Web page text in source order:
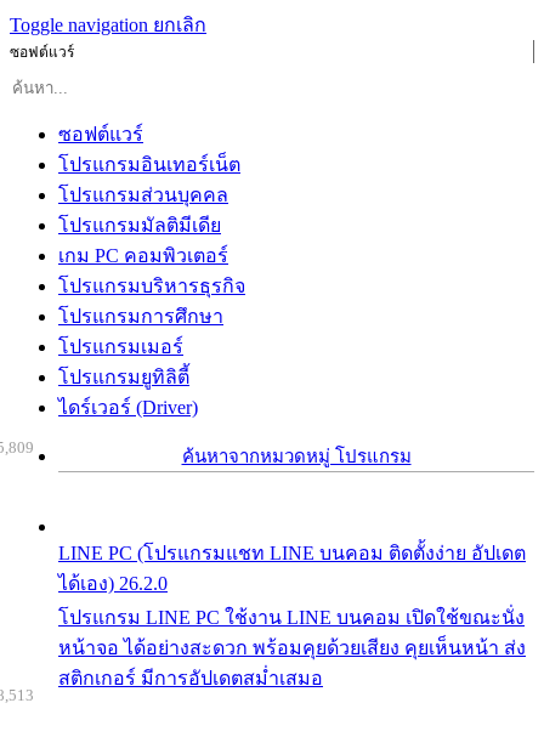
Toggle navigation ยกเลิก
ซอฟต์แวร์
ซอฟต์แวร์
โปรแกรมอินเทอร์เน็ต
โปรแกรมส่วนบุคคล
โปรแกรมมัลติมีเดีย
เกม PC คอมพิวเตอร์
โปรแกรมบริหารธุรกิจ
โปรแกรมการศึกษา
โปรแกรมเมอร์
โปรแกรมยูทิลิตี้
ไดร์เวอร์ (Driver)
ค้นหาจากหมวดหมู่ โปรแกรม
LINE PC (โปรแกรมแชท LINE บนคอม ติดตั้งง่าย อัปเดต
ได้เอง) 26.2.0
โปรแกรม LINE PC ใช้งาน LINE บนคอม เปิดใช้ขณะนั่ง
หน้าจอ ได้อย่างสะดวก พร้อมคุยด้วยเสียง คุยเห็นหน้า ส่ง
สติกเกอร์ มีการอัปเดตสม่ำเสมอ